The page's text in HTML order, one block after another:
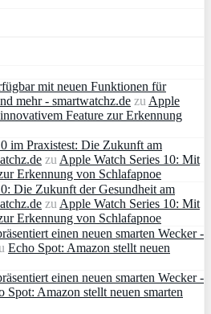
mit neuen Funktionen für
mehr - smartwatchz.de zu Apple
Feature zur Erkennung
im Praxistest: Die Zukunft am
zu Apple Watch Series 10: Mit
Erkennung von Schlafapnoe
Die Zukunft der Gesundheit am
zu Apple Watch Series 10: Mit
Erkennung von Schlafapnoe
einen neuen smarten Wecker -
Echo Spot: Amazon stellt neuen
einen neuen smarten Wecker -
Spot: Amazon stellt neuen smarten